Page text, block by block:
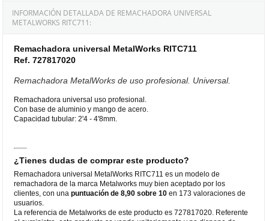
INFORMACIÓN DETALLADA DE REMACHADORA UNIVERSAL
METALWORKS RITC711:
Remachadora universal MetalWorks RITC711
Ref. 727817020
Remachadora MetalWorks de uso profesional. Universal.
Remachadora universal uso profesional.
Con base de aluminio y mango de acero.
Capacidad tubular: 2'4 - 4'8mm.
¿Tienes dudas de comprar este producto?
Remachadora universal MetalWorks RITC711 es un modelo de
remachadora de la marca Metalworks muy bien aceptado por los
clientes, con unapuntuación de 8,90 sobre 10 en 173 valoraciones de
usuarios.
La referencia de Metalworks de este producto es 727817020. Referente